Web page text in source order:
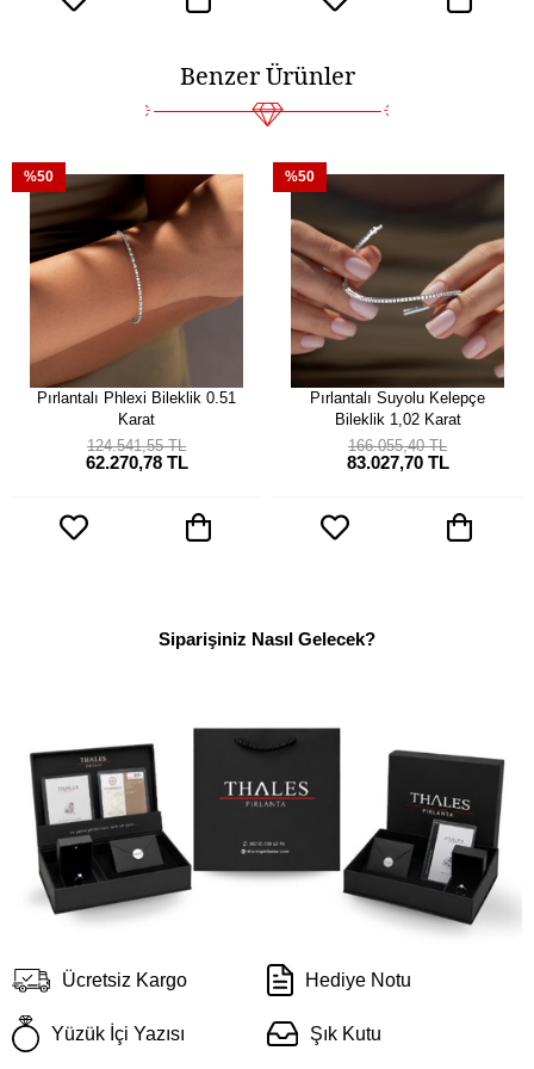
Benzer Ürünler
Pırlantalı Phlexi Bileklik 0.51
Karat
62.270,78 TL
124.541,55 TL
%50
Pırlantalı Suyolu Kelepçe
Bileklik 1,02 Karat
83.027,70 TL
166.055,40 TL
%50
Siparişiniz Nasıl Gelecek?
Ücretsiz Kargo Hediye Notu
Yüzük İçi Yazısı Şık Kutu